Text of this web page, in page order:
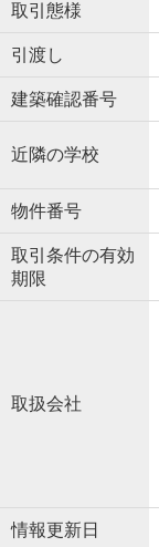
取引態様
引渡し
建築確認番号
近隣の学校
物件番号
取引条件の有効
期限
取扱会社
情報更新日